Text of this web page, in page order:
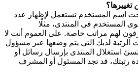
اسم المستخدم تستعمل لإظهار عدد
المستخدم في المنتدى، مثلًا
لهم مراتب خاصة. على العموم أنت لا
الرتبة لديك التي يتم وضعها عبر مسؤول
تسئ استغلال المنتدى بإرسال رسائل أو
رتبتك، قد تجد المسئول أو المشرف